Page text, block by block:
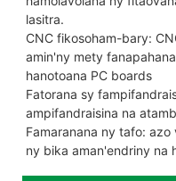
lasitra.
CNC fikosoham-bary:
amin'ny mety
hanotoana PC boards
Fatorana sy
ampifandraisina na
Famaranana ny tafo:
ny bika aman'endriny na